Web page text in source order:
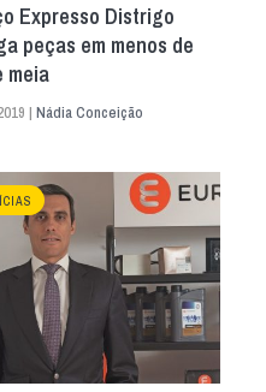
Expresso Distrigo
peças em menos de
meia
| Nádia Conceição